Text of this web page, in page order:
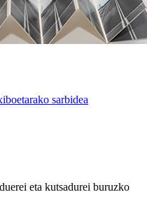
sarbidea
eta kutsadurei buruzko